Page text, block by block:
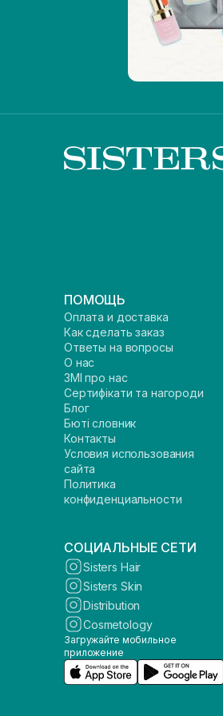
ПОМОЩЬ
Оплата и доставка
Как сделать заказ
Ответы на вопросы
О нас
ЗМІ про нас
Сертифікати та нагороди
Блог
Бюті словник
Контакты
Условия использования
сайта
Политика
конфиденциальности
СОЦИАЛЬНЫЕ СЕТИ
Sisters Hair
Sisters Skin
Distribution
Cosmetology
Загружайте мобильное
приложение